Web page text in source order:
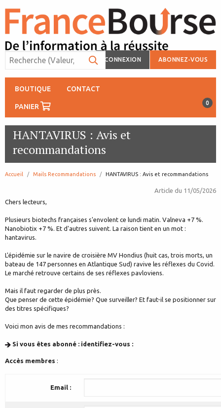
CONNEXION ABONNEZ-VOUS
BOUTIQUE CONTACT
PANIER 0
HANTAVIRUS : Avis et
recommandations
Accueil Mails Recommandations page:
HANTAVIRUS : Avis et recommandations
Article du 11/05/2026
Chers lecteurs,
Plusieurs biotechs françaises s'envolent ce lundi matin. Valneva +7 %.
Nanobiotix +7 %. Et d'autres suivent. La raison tient en un mot :
hantavirus.
L'épidémie sur le navire de croisière MV Hondius (huit cas, trois morts, un
bateau de 147 personnes en Atlantique Sud) ravive les réflexes du Covid.
Le marché retrouve certains de ses réflexes pavloviens.
Mais il faut regarder de plus près.
Que penser de cette épidémie? Que surveiller? Et faut-il se positionner sur
des titres spécifiques?
Voici mon avis de mes recommandations :
Si vous êtes abonné : identifiez-vous :
Accès membres :
Email :